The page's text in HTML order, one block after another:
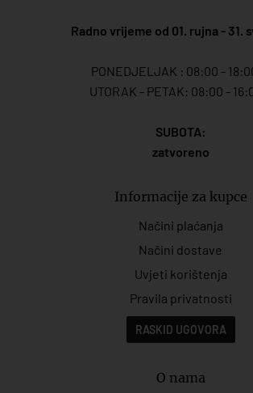
Radno vrijeme od 01. rujna - 31.
PONEDJELJAK : 08:00 -
UTORAK - PETAK: 08:00 -
SUBOTA:
zatvoreno
Informacije za kupce
Načini plaćanja
Načini dostave
Uvjeti korištenja
Pravila privatnosti
RASKID UGOVORA
O nama